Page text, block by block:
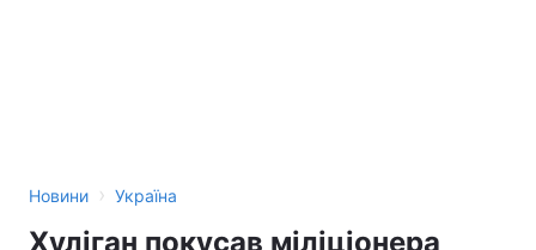
Новини › Україна
Хуліган покусав міліціонера